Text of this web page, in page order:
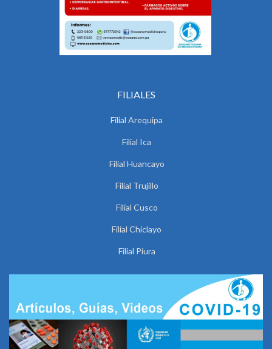
FILIALES
Filial Arequipa
Filial Ica
Filial Huancayo
Filial Trujillo
Filial Cusco
Filial Chiclayo
Filial Piura